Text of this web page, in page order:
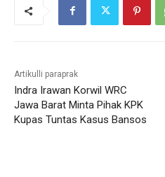
Artikulli paraprak
Indra Irawan Korwil WRC
Jawa Barat Minta Pihak KPK
Kupas Tuntas Kasus Bansos